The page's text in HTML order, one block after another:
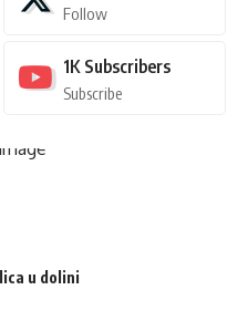
Follow
1K Subscribers
Subscribe
u dolini